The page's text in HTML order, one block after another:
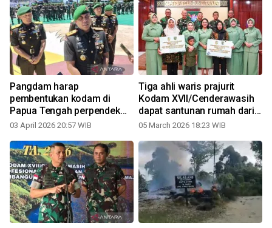
Pangdam harap
pembentukan kodam di
Papua Tengah perpendek
rentang komando
03 April 2026 20:57 WIB
Tiga ahli waris prajurit
Kodam XVII/Cenderawasih
dapat santunan rumah dari
Kasad
05 March 2026 18:23 WIB